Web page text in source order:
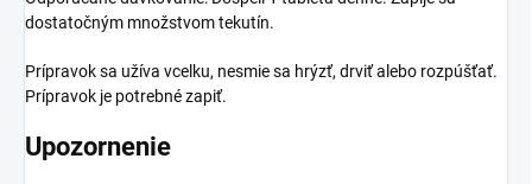
dostatočným množstvom tekutín.
Prípravok sa užíva vcelku, nesmie sa hrýzť, drviť alebo rozpúšťať.
Prípravok je potrebné zapiť.
Upozornenie